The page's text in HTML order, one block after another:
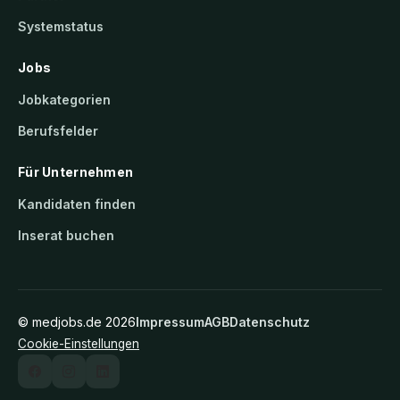
Inn,
ern
Systemstatus
Jobs
Jobkategorien
Berufsfelder
Für Unternehmen
Kandidaten finden
Inserat buchen
© medjobs.de 2026ImpressumAGBDatenschutz
Cookie-Einstellungen